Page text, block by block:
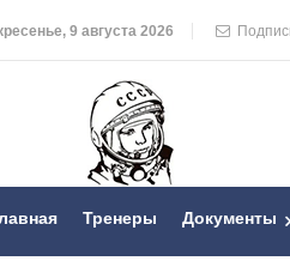
9 августа 2026
Тренеры Документы